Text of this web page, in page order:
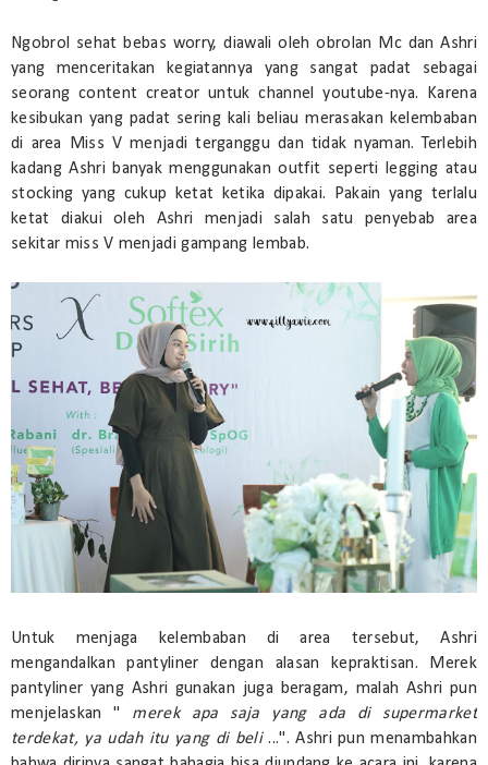
Ngobrol sehat bebas worry, diawali oleh obrolan Mc dan Ashri
yang menceritakan kegiatannya yang sangat padat sebagai
seorang content creator untuk channel youtube-nya. Karena
kesibukan yang padat sering kali beliau merasakan kelembaban
di area Miss V menjadi terganggu dan tidak nyaman. Terlebih
kadang Ashri banyak menggunakan outfit seperti legging atau
stocking yang cukup ketat ketika dipakai. Pakain yang terlalu
ketat diakui oleh Ashri menjadi salah satu penyebab area
sekitar miss V menjadi gampang lembab.
Untuk menjaga kelembaban di area tersebut, Ashri
mengandalkan pantyliner dengan alasan kepraktisan. Merek
pantyliner yang Ashri gunakan juga beragam, malah Ashri pun
menjelaskan " merek apa saja yang ada di supermarket
terdekat, ya udah itu yang di beli...". Ashri pun menambahkan